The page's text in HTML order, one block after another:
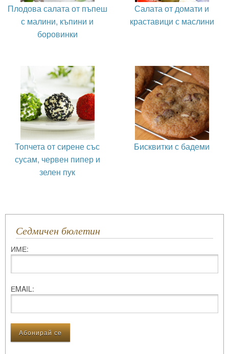
Плодова салата от пъпеш
с малини, къпини и
боровинки
Салата от домати и
краставици с маслини
Топчета от сирене със
сусам, червен пипер и
зелен пук
Бисквитки с бадеми
Седмичен бюлетин
ИМЕ:
ЕMAIL: